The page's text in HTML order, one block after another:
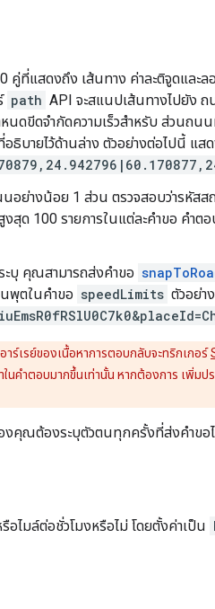
คู่ที่แสดงถึง เส้นทาง ค่าละติจูดและ
path API จะสแนปเส้นทางไปยัง
นดขีดจำกัดความเร็วสำหรับ ส่วนถน
อธิบายไว้ด้านล่าง ตัวอย่างต่อไปนี้ แส
ย่างน้อย 1 ส่วน ตรวจสอบว่ารหัสส
ด 100 รายการในแต่ละคำขอ คำต
บุ คุณสามารถส่งคำขอ
พุตในคำขอ speedLimits ตัวอย่า
อาร์เรย์ของเนื้อหาการตอบกลับจะทริกเกอร์
ในคำตอบมากขึ้นเท่านั้น หากต้องการ เพิ่
คุณต้องระบุตัวตนทุกครั้งที่ส่งคำขอ
อไมล์ต่อชั่วโมงหรือไม่ โดยตั้งค่าเป็น